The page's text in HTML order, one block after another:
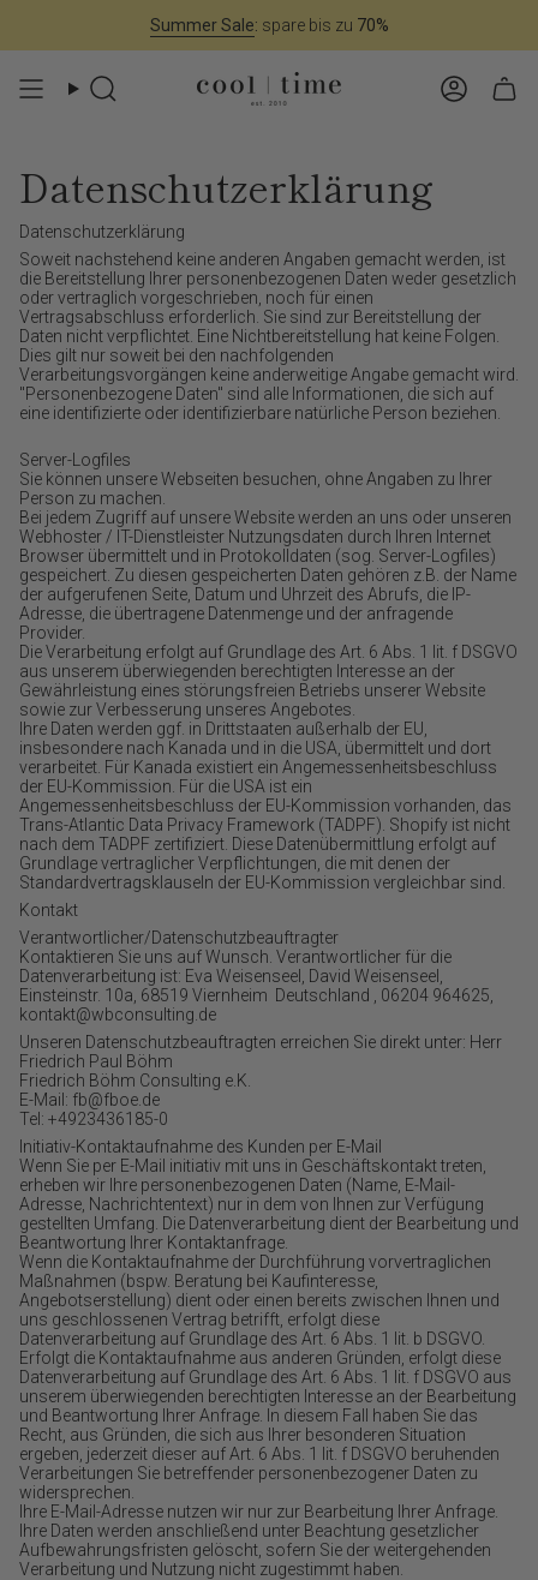
springen
Summer Sale: spare bis zu 70%
Suche Konto
Datenschutzerklärung
Datenschutzerklärung
Soweit nachstehend keine anderen Angaben gemacht werden, ist
die Bereitstellung Ihrer personenbezogenen Daten weder gesetzlich
oder vertraglich vorgeschrieben, noch für einen
Vertragsabschluss erforderlich. Sie sind zur Bereitstellung der
Daten nicht verpflichtet. Eine Nichtbereitstellung hat keine Folgen.
Dies gilt nur soweit bei den nachfolgenden
Verarbeitungsvorgängen keine anderweitige Angabe gemacht wird.
"Personenbezogene Daten" sind alle Informationen, die sich auf
eine identifizierte oder identifizierbare natürliche Person beziehen.
Server-Logfiles
Sie können unsere Webseiten besuchen, ohne Angaben zu Ihrer
Person zu machen.
Bei jedem Zugriff auf unsere Website werden an uns oder unseren
Webhoster / IT-Dienstleister Nutzungsdaten durch Ihren Internet
Browser übermittelt und in Protokolldaten (sog. Server-Logfiles)
gespeichert. Zu diesen gespeicherten Daten gehören z.B. der Name
der aufgerufenen Seite, Datum und Uhrzeit des Abrufs, die IP-
Adresse, die übertragene Datenmenge und der anfragende
Provider.
Die Verarbeitung erfolgt auf Grundlage des Art. 6 Abs. 1 lit. f DSGVO
aus unserem überwiegenden berechtigten Interesse an der
Gewährleistung eines störungsfreien Betriebs unserer Website
sowie zur Verbesserung unseres Angebotes.
Ihre Daten werden ggf. in Drittstaaten außerhalb der EU,
insbesondere nach Kanada und in die USA, übermittelt und dort
verarbeitet. Für Kanada existiert ein Angemessenheitsbeschluss
der EU-Kommission. Für die USA ist ein
Angemessenheitsbeschluss der EU-Kommission vorhanden, das
Trans-Atlantic Data Privacy Framework (TADPF). Shopify ist nicht
nach dem TADPF zertifiziert. Diese Datenübermittlung erfolgt auf
Grundlage vertraglicher Verpflichtungen, die mit denen der
Standardvertragsklauseln der EU-Kommission vergleichbar sind.
Kontakt
Verantwortlicher/Datenschutzbeauftragter
Kontaktieren Sie uns auf Wunsch. Verantwortlicher für die
Datenverarbeitung ist: Eva Weisenseel, David Weisenseel,
Einsteinstr. 10a, 68519 Viernheim Deutschland , 06204 964625,
kontakt@wbconsulting.de
Unseren Datenschutzbeauftragten erreichen Sie direkt unter: Herr
Friedrich Paul Böhm
Friedrich Böhm Consulting e.K.
E-Mail: fb@fboe.de
Tel: +4923436185-0
Initiativ-Kontaktaufnahme des Kunden per E-Mail
Wenn Sie per E-Mail initiativ mit uns in Geschäftskontakt treten,
erheben wir Ihre personenbezogenen Daten (Name, E-Mail-
Adresse, Nachrichtentext) nur in dem von Ihnen zur Verfügung
gestellten Umfang. Die Datenverarbeitung dient der Bearbeitung und
Beantwortung Ihrer Kontaktanfrage.
Wenn die Kontaktaufnahme der Durchführung vorvertraglichen
Maßnahmen (bspw. Beratung bei Kaufinteresse,
Angebotserstellung) dient oder einen bereits zwischen Ihnen und
uns geschlossenen Vertrag betrifft, erfolgt diese
Datenverarbeitung auf Grundlage des Art. 6 Abs. 1 lit. b DSGVO.
Erfolgt die Kontaktaufnahme aus anderen Gründen, erfolgt diese
Datenverarbeitung auf Grundlage des Art. 6 Abs. 1 lit. f DSGVO aus
unserem überwiegenden berechtigten Interesse an der Bearbeitung
und Beantwortung Ihrer Anfrage. In diesem Fall haben Sie das
Recht, aus Gründen, die sich aus Ihrer besonderen Situation
ergeben, jederzeit dieser auf Art. 6 Abs. 1 lit. f DSGVO beruhenden
Verarbeitungen Sie betreffender personenbezogener Daten zu
widersprechen.
Ihre E-Mail-Adresse nutzen wir nur zur Bearbeitung Ihrer Anfrage.
Ihre Daten werden anschließend unter Beachtung gesetzlicher
Aufbewahrungsfristen gelöscht, sofern Sie der weitergehenden
Verarbeitung und Nutzung nicht zugestimmt haben.